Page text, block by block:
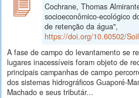
Cochrane, Thomas
socioeconômico-ecológico
de retenção da água",
https://doi.org/10.60502/
A fase de campo do levantamento se
lugares inacessíveis foram objeto de
principais campanhas de campo
dos sistemas hidrográficos Guaporé-
Machado e seus tributár...